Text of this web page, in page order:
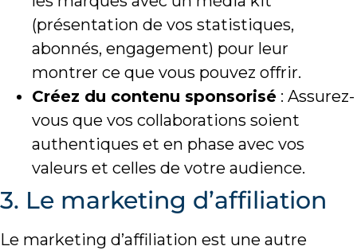
(présentation de vos statistiques,
abonnés, engagement) pour leur
montrer ce que vous pouvez offrir.
Créez du contenu sponsorisé : Assurez-
vous que vos collaborations soient
authentiques et en phase avec vos
valeurs et celles de votre audience.
3. Le marketing d’affiliation
Le marketing d’affiliation est une autre